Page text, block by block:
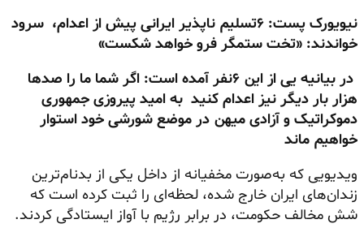
نیویورک پست: ۶تسلیم ناپذیر ایرانی پیش از اعدام،
سرود
خواندند: «تخت ستمگر فرو خواهد شکست»
در بیانیه یی از این ۶نفر آمده است:
اگر شما ما را صدها
هزار بار دیگر نیز اعدام کنید به امید پیروزی جمهوری
دموکراتیک و آزادی میهن در موضع شورشی خود استوار
خواهیم ماند
ویدیویی که به‌صورت مخفیانه از داخل یکی از بدنام‌ترین
زندان‌های ایران خارج شده، لحظه‌ای را ثبت کرده است که
شش مخالف حکومت، در برابر رژیم با آواز ایستادگی کردند.